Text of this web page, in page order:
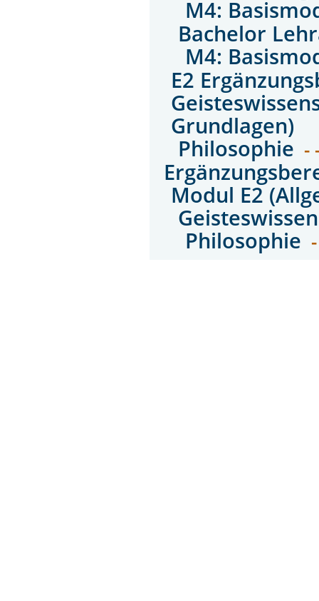
M4:
Bachelor
M4:
E2
Grundlagen)
Philosophie -
Modul E2
Philosophie